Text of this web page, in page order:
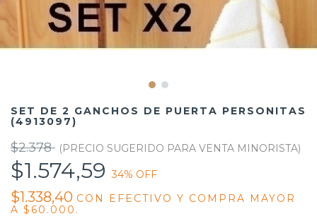
SET DE 2 GANCHOS DE PUERTA PERSONITAS
(4913097)
$2.378
$1.574,5934% OFF
$1.338,40 CON
EFECTIVO Y COMPRA MAYOR
A $60.000.